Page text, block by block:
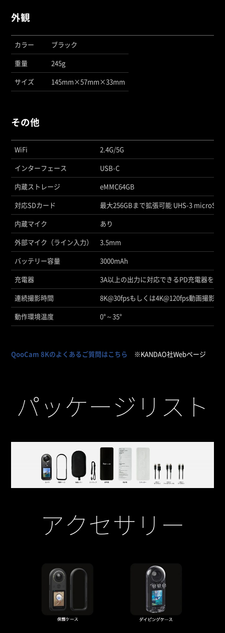
外観
カラー
ブラック
重量
245g
サイズ
145mm×57mm×33mm
その他
WiFi
2.4G/5G
インターフェース
USB-C
内蔵ストレージ
eMMC64GB
対応SDカード
最大256GBまで拡張可能 UHS-3 microSD
内蔵マイク
あり
外部マイク（ライン入力）
3.5mm
バッテリー容量
3000mAh
充電器
3A以上の出力に対応できるPD充電器を推
連続撮影時間
8K@30fpsもしくは4K@120fps動画撮影
動作環境温度
0°～35°
QooCam 8Kのよくあるご質問はこちら ※KANDAO社Webページ
パッケージリスト
アクセサリー